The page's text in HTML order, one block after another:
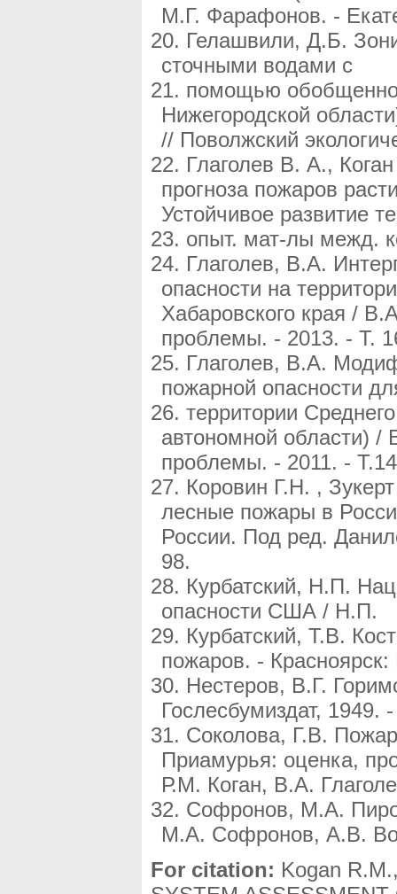
М.Г. Фарафонов. -
Гелашвили, Д.Б.
сточными водами с
помощью
Нижегородской
// Поволжский
Глаголев В. А.,
прогноза пожаров
Устойчивое развитие
опыт. мат-лы межд.
Глаголев, В.А.
опасности на
Хабаровского края /
проблемы. - 2013. - Т.
Глаголев, В.А.
пожарной опасности
территории
автономной области) /
проблемы. - 2011. -
Коровин Г.Н. ,
лесные пожары в
России. Под ред.
98.
Курбатский, Н.П.
опасности США / Н.П.
Курбатский, Т.В.
пожаров. -
Нестеров, В.Г.
Гослесбумиздат, 1949.
Соколова, Г.В.
Приамурья: оценка,
Р.М. Коган, В.А.
Софронов, М.А.
М.А. Софронов, А.В.
For citation: Kogan